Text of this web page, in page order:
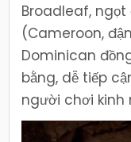
Broadleaf,
(Cameroon,
Dominican
bằng, dễ tiếp
người chơi kinh